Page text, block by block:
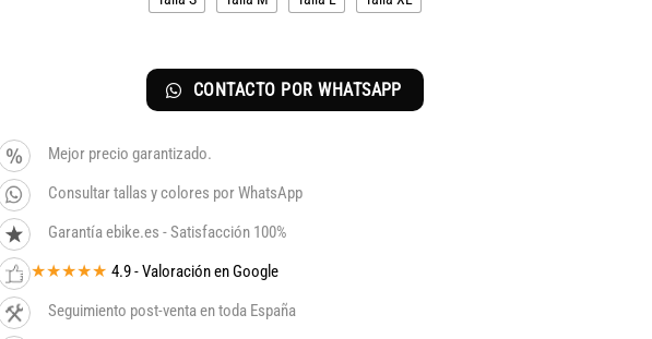
CONTACTO POR WHATSAPP
Mejor precio garantizado.
Consultar tallas y colores por WhatsApp
Garantía ebike.es - Satisfacción 100%
★★★★★ 4.9 - Valoración en Google
Seguimiento post-venta en toda España